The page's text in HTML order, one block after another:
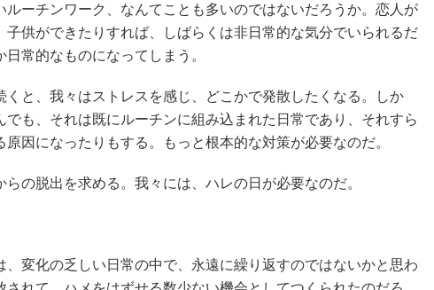
ルーチンワーク、なんてことも多いのではないだろうか。恋人が
子供ができたりすれば、しばらくは非日常的な気分でいられるだ
常的なものになってしまう。
と、我々はストレスを感じ、どこかで発散したくなる。しか
でも、それは既にルーチンに組み込まれた日常であり、それすら
因になったりもする。もっと根本的な対策が必要なのだ。
の脱出を求める。我々には、ハレの日が必要なのだ。
変化の乏しい日常の中で、永遠に繰り返すのではないかと思わ